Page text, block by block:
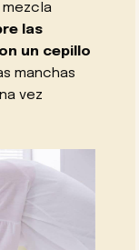
mezcla
las
un cepillo
manchas
vez